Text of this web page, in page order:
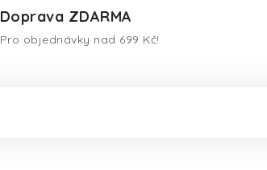
Doprava ZDARMA
Pro objednávky nad 699 Kč!